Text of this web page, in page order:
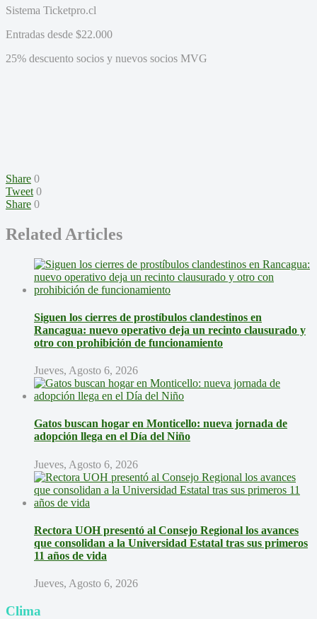
Sistema Ticketpro.cl
Entradas desde $22.000
25% descuento socios y nuevos socios MVG
Share 0
Tweet 0
Share 0
Related Articles
Siguen los cierres de prostíbulos clandestinos en
Rancagua: nuevo operativo deja un recinto clausurado y
otro con prohibición de funcionamiento
Jueves, Agosto 6, 2026
Gatos buscan hogar en Monticello: nueva jornada de
adopción llega en el Día del Niño
Jueves, Agosto 6, 2026
Rectora UOH presentó al Consejo Regional los avances
que consolidan a la Universidad Estatal tras sus primeros
11 años de vida
Jueves, Agosto 6, 2026
Clima